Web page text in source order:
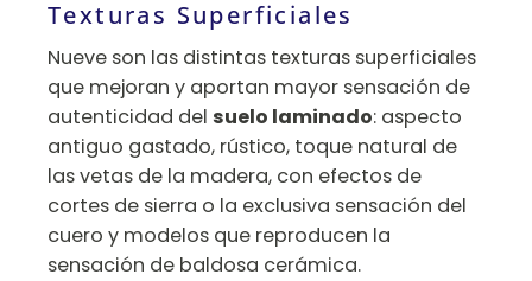
Texturas Superficiales
Nueve son las distintas texturas superficiales
que mejoran y aportan mayor sensación de
autenticidad del suelo laminado: aspecto
antiguo gastado, rústico, toque natural de
las vetas de la madera, con efectos de
cortes de sierra o la exclusiva sensación del
cuero y modelos que reproducen la
sensación de baldosa cerámica.